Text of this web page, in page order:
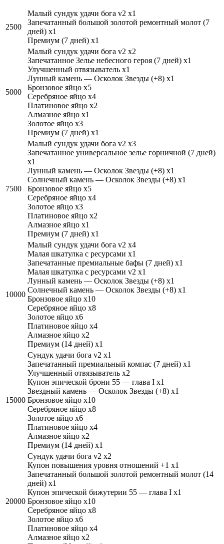
2500
Малый сундук удачи бога v2 x1
Запечатанный большой золотой ремонтный молот (7
дней) x1
Премиум (7 дней) x1
5000
Малый сундук удачи бога v2 x2
Запечатанное Зелье небесного героя (7 дней) x1
Улучшенный отвязыватель x1
Лунный камень — Осколок Звезды (+8) x1
Бронзовое яйцо x5
Серебряное яйцо x4
Платиновое яйцо x2
Алмазное яйцо x1
Золотое яйцо x3
Премиум (7 дней) x1
7500
Малый сундук удачи бога v2 x3
Запечатанное универсальное зелье горничной (7 дней)
x1
Лунный камень — Осколок Звезды (+8) x1
Солнечный камень — Осколок Звезды (+8) x1
Бронзовое яйцо x5
Серебряное яйцо x4
Золотое яйцо x3
Платиновое яйцо x2
Алмазное яйцо x1
Премиум (7 дней) x1
10000
Малый сундук удачи бога v2 x4
Малая шкатулка с ресурсами x1
Запечатанные премиальные бафы (7 дней) x1
Малая шкатулка с ресурсами v2 x1
Лунный камень — Осколок Звезды (+8) x1
Солнечный камень — Осколок Звезды (+8) x1
Бронзовое яйцо x10
Серебряное яйцо x8
Золотое яйцо x6
Платиновое яйцо x4
Алмазное яйцо x2
Премиум (14 дней) x1
15000
Cундук удачи бога v2 x1
Запечатанный премиальный компас (7 дней) x1
Улучшенный отвязыватель x2
Купон эпической брони 55 — глава I x1
Звездный камень — Осколок Звезды (+8) x1
Бронзовое яйцо x10
Серебряное яйцо x8
Золотое яйцо x6
Платиновое яйцо x4
Алмазное яйцо x2
Премиум (14 дней) x1
20000
Cундук удачи бога v2 x2
Купон повышения уровня отношений +1 x1
Запечатанный большой золотой ремонтный молот (14
дней) x1
Купон эпической бижутерии 55 — глава I x1
Бронзовое яйцо x10
Серебряное яйцо x8
Золотое яйцо x6
Платиновое яйцо x4
Алмазное яйцо x2